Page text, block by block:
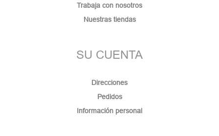
Trabaja con nosotros
Nuestras tiendas
SU CUENTA
Direcciones
Pedidos
Información personal